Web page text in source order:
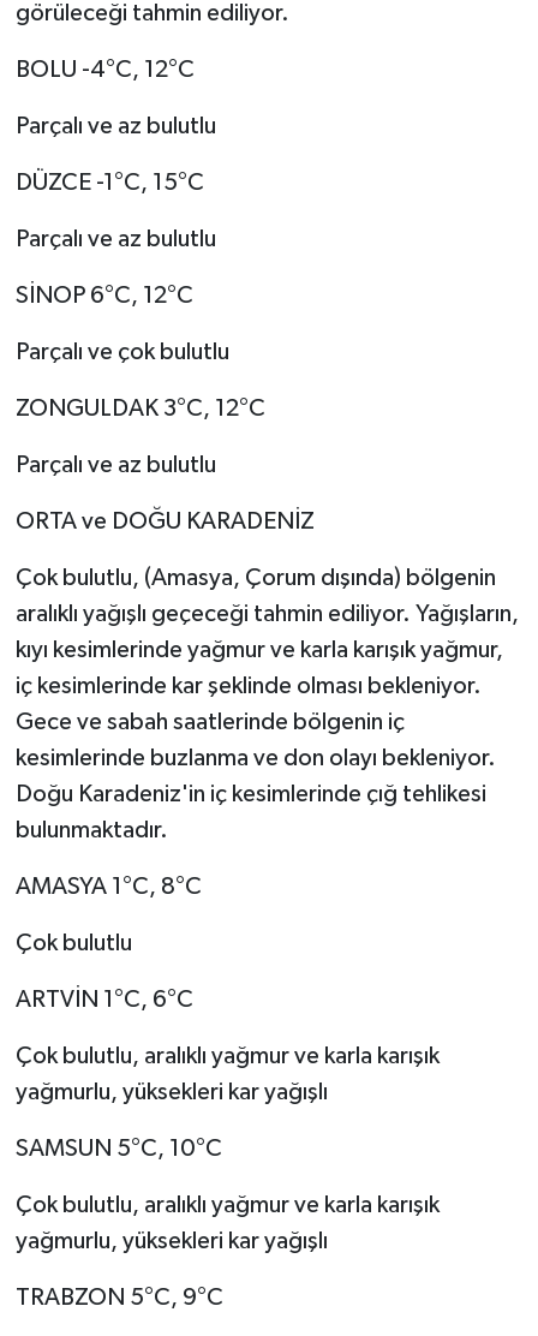
görüleceği tahmin ediliyor.
BOLU -4°C, 12°C
Parçalı ve az bulutlu
DÜZCE -1°C, 15°C
Parçalı ve az bulutlu
SİNOP 6°C, 12°C
Parçalı ve çok bulutlu
ZONGULDAK 3°C, 12°C
Parçalı ve az bulutlu
ORTA ve DOĞU KARADENİZ
Çok bulutlu, (Amasya, Çorum dışında) bölgenin
aralıklı yağışlı geçeceği tahmin ediliyor. Yağışların,
kıyı kesimlerinde yağmur ve karla karışık yağmur,
iç kesimlerinde kar şeklinde olması bekleniyor.
Gece ve sabah saatlerinde bölgenin iç
kesimlerinde buzlanma ve don olayı bekleniyor.
Doğu Karadeniz'in iç kesimlerinde çığ tehlikesi
bulunmaktadır.
AMASYA 1°C, 8°C
Çok bulutlu
ARTVİN 1°C, 6°C
Çok bulutlu, aralıklı yağmur ve karla karışık
yağmurlu, yüksekleri kar yağışlı
SAMSUN 5°C, 10°C
Çok bulutlu, aralıklı yağmur ve karla karışık
yağmurlu, yüksekleri kar yağışlı
TRABZON 5°C, 9°C